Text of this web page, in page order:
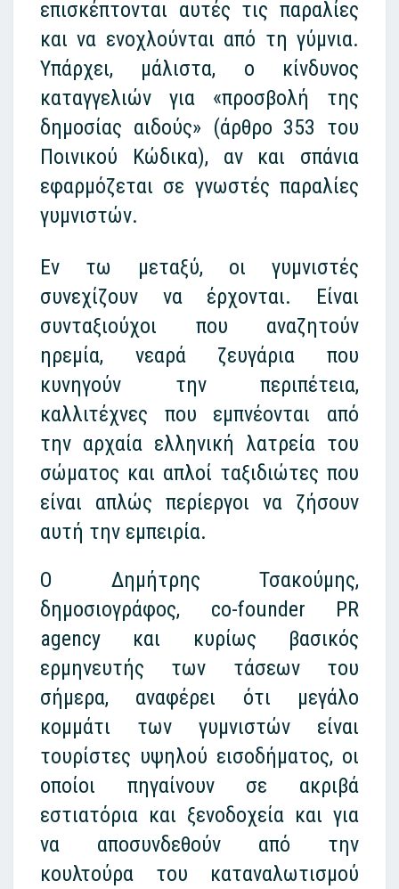
επισκέπτονται αυτές τις παραλίες
και να ενοχλούνται από τη γύμνια.
Υπάρχει, μάλιστα, ο κίνδυνος
καταγγελιών για «προσβολή της
δημοσίας αιδούς» (άρθρο 353 του
Ποινικού Κώδικα), αν και σπάνια
εφαρμόζεται σε γνωστές παραλίες
γυμνιστών.
Εν τω μεταξύ, οι γυμνιστές
συνεχίζουν να έρχονται. Είναι
συνταξιούχοι που αναζητούν
ηρεμία, νεαρά ζευγάρια που
κυνηγούν την περιπέτεια,
καλλιτέχνες που εμπνέονται από
την αρχαία ελληνική λατρεία του
σώματος και απλοί ταξιδιώτες που
είναι απλώς περίεργοι να ζήσουν
αυτή την εμπειρία.
Ο Δημήτρης Τσακούμης,
δημοσιογράφος, co-founder PR
agency και κυρίως βασικός
ερμηνευτής των τάσεων του
σήμερα, αναφέρει ότι μεγάλο
κομμάτι των γυμνιστών είναι
τουρίστες υψηλού εισοδήματος, οι
οποίοι πηγαίνουν σε ακριβά
εστιατόρια και ξενοδοχεία και για
να αποσυνδεθούν από την
κουλτούρα του καταναλωτισμού